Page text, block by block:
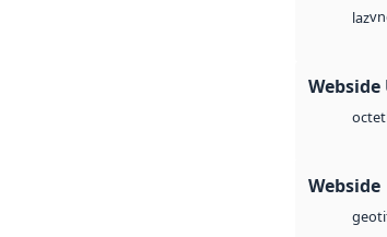
laz
Webside
octet
Webside